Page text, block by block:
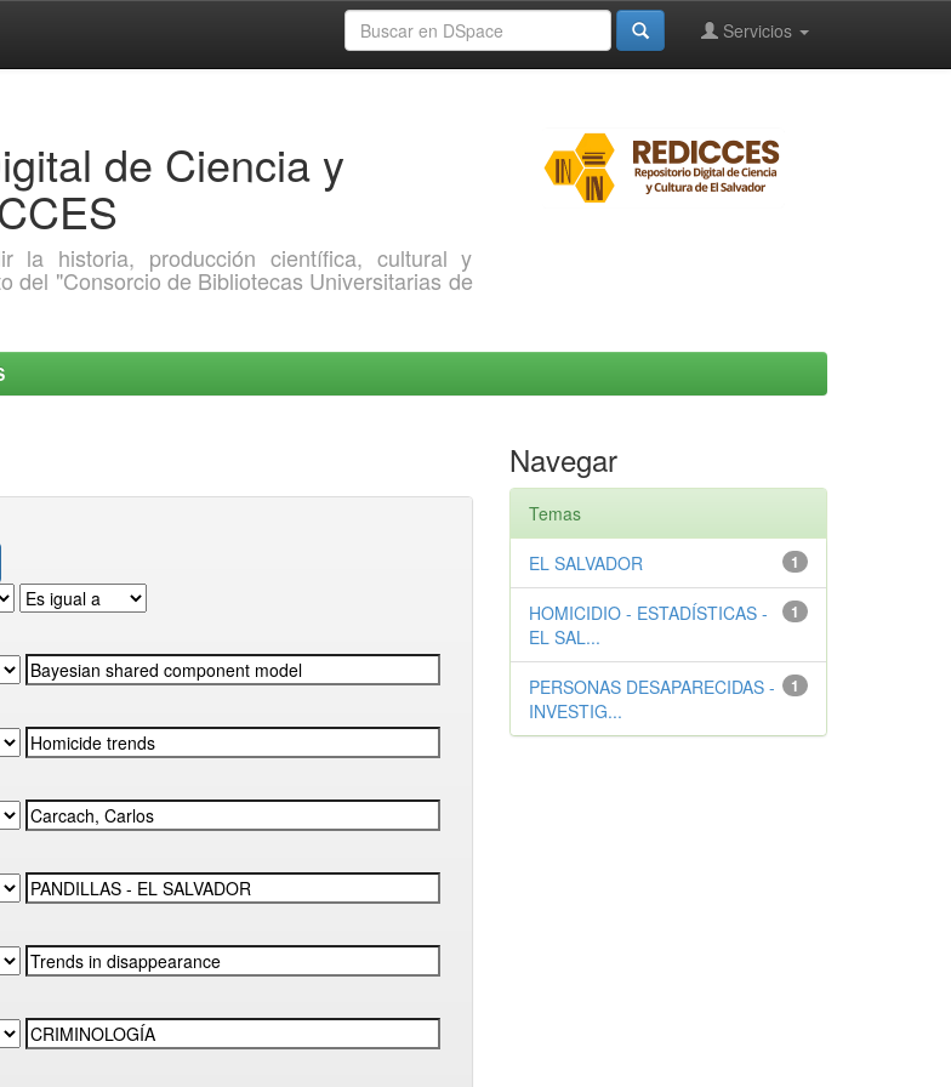
Servicios
de Ciencia y
la historia, producción científica, cultural y
del "Consorcio de Bibliotecas Universitarias de
Navegar
Temas
1
EL SALVADOR
1
HOMICIDIO - ESTADÍSTICAS -
EL SAL...
1
PERSONAS DESAPARECIDAS -
INVESTIG...